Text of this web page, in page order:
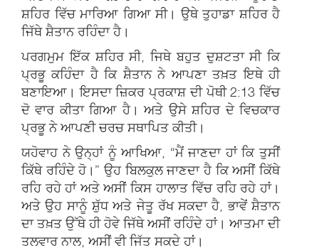
ਸ਼ਹਿਰ ਵਿੱਚ ਮਾਰਿਆ ਗਿਆ ਸੀ। ਉਥੇ ਤੁਹਾਡਾ ਸ਼ਹਿਰ ਹੈ
ਜਿੱਥੇ ਸ਼ੈਤਾਨ ਰਹਿੰਦਾ ਹੈ।
ਪਰਗਮੁਮ ਇੱਕ ਸ਼ਹਿਰ ਸੀ, ਜਿਥੇ ਬਹੁਤ ਦੁਸ਼ਟਤਾ ਸੀ ਕਿ
ਪ੍ਰਭੂ ਕਹਿੰਦਾ ਹੈ ਕਿ ਸ਼ੈਤਾਨ ਨੇ ਆਪਣਾ ਤਖ਼ਤ ਇਥੇ ਹੀ
ਬਣਾਇਆ। ਇਸਦਾ ਜ਼ਿਕਰ ਪ੍ਰਕਾਸ਼ ਦੀ ਪੋਥੀ 2:13 ਵਿੱਚ
ਦੋ ਵਾਰ ਕੀਤਾ ਗਿਆ ਹੈ। ਅਤੇ ਉਸੇ ਸ਼ਹਿਰ ਦੇ ਵਿਚਕਾਰ
ਪ੍ਰਭੂ ਨੇ ਆਪਣੀ ਚਰਚ ਸਥਾਪਿਤ ਕੀਤੀ।
ਯਹੋਵਾਹ ਨੇ ਉਨ੍ਹਾਂ ਨੂੰ ਆਖਿਆ, “ਮੈਂ ਜਾਣਦਾ ਹਾਂ ਕਿ ਤੁਸੀਂ
ਕਿੱਥੇ ਰਹਿੰਦੇ ਹੋ।” ਉਹ ਬਿਲਕੁਲ ਜਾਣਦਾ ਹੈ ਕਿ ਅਸੀਂ ਕਿੱਥੇ
ਰਹਿ ਰਹੇ ਹਾਂ ਅਤੇ ਅਸੀਂ ਕਿਸ ਹਾਲਾਤ ਵਿੱਚ ਰਹਿ ਰਹੇ ਹਾਂ।
ਅਤੇ ਉਹ ਸਾਨੂੰ ਸ਼ੁੱਧ ਅਤੇ ਜੇਤੂ ਰੱਖ ਸਕਦਾ ਹੈ, ਭਾਵੇਂ ਸ਼ੈਤਾਨ
ਦਾ ਤਖ਼ਤ ਉੱਥੇ ਹੀ ਹੋਵੇ ਜਿੱਥੇ ਅਸੀਂ ਰਹਿੰਦੇ ਹਾਂ। ਆਤਮਾ ਦੀ
ਤਲਵਾਰ ਨਾਲ, ਅਸੀਂ ਵੀ ਜਿੱਤ ਸਕਦੇ ਹਾਂ।